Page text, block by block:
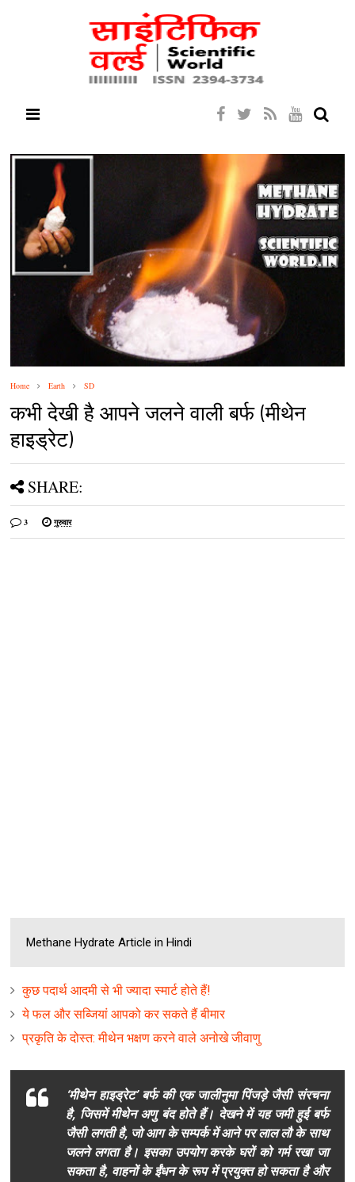
Home Earth SD
कभी देखी है आपने जलने वाली बर्फ (मीथेन
हाइड्रेट)
SHARE:
3 गुरुवार
Methane Hydrate Article in Hindi
कुछ पदार्थ आदमी से भी ज्यादा स्मार्ट होते हैं!
ये फल और सब्जियां आपको कर सकते हैं बीमार
प्रकृति के दोस्त: मीथेन भक्षण करने वाले अनोखे जीवाणु
‘मीथेन हाइड्रेट’ बर्फ की एक जालीनुमा पिंजड़े जैसी संरचना
है, जिसमें मीथेन अणु बंद होते हैं। देखने में यह जमी हुई बर्फ
जैसी लगती है, जो आग के सम्पर्क में आने पर लाल लौ के साथ
जलने लगता है। इसका उपयोग करके घरों को गर्म रखा जा
सकता है, वाहनों के ईंधन के रूप में प्रयुक्त हो सकता है और